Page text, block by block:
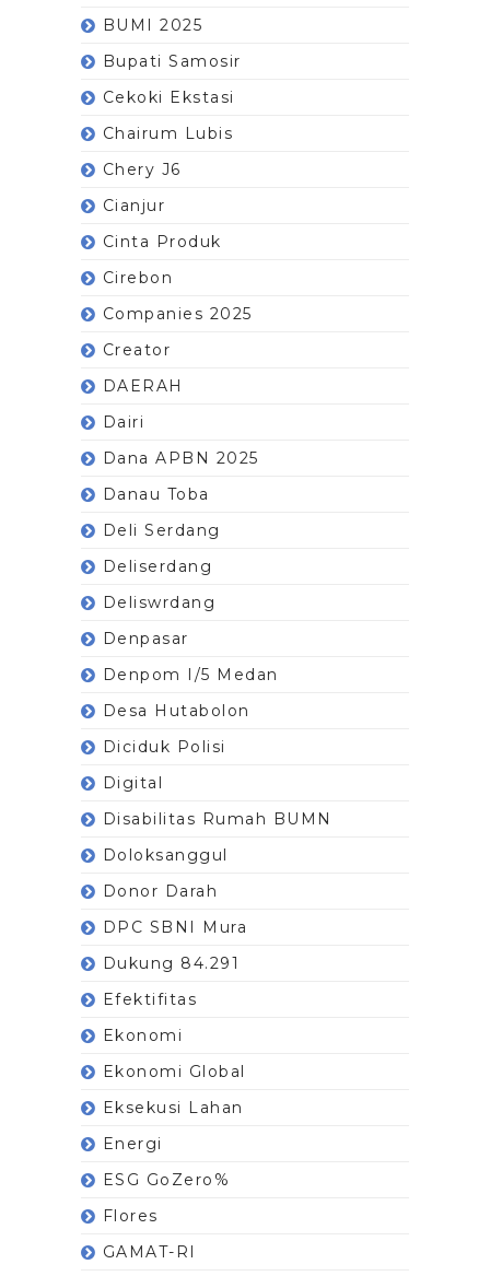
BUMI 2025
Bupati Samosir
Cekoki Ekstasi
Chairum Lubis
Chery J6
Cianjur
Cinta Produk
Cirebon
Companies 2025
Creator
DAERAH
Dairi
Dana APBN 2025
Danau Toba
Deli Serdang
Deliserdang
Deliswrdang
Denpasar
Denpom I/5 Medan
Desa Hutabolon
Diciduk Polisi
Digital
Disabilitas Rumah BUMN
Doloksanggul
Donor Darah
DPC SBNI Mura
Dukung 84.291
Efektifitas
Ekonomi
Ekonomi Global
Eksekusi Lahan
Energi
ESG GoZero%
Flores
GAMAT-RI